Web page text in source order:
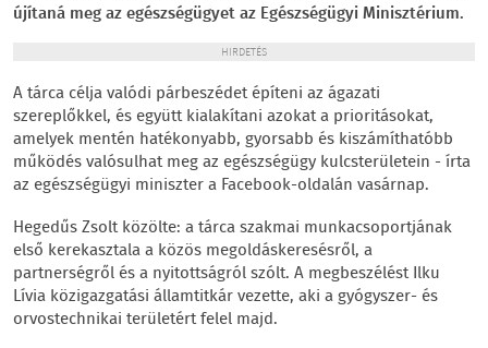
újítaná meg az egészségügyet az Egészségügyi Minisztérium.
HIRDETÉS
A tárca célja valódi párbeszédet építeni az ágazati
szereplőkkel, és együtt kialakítani azokat a prioritásokat,
amelyek mentén hatékonyabb, gyorsabb és kiszámíthatóbb
működés valósulhat meg az egészségügy kulcsterületein - írta
az egészségügyi miniszter a Facebook-oldalán vasárnap.
Hegedűs Zsolt közölte: a tárca szakmai munkacsoportjának
első kerekasztala a közös megoldáskeresésről, a
partnerségről és a nyitottságról szólt. A megbeszélést Ilku
Lívia közigazgatási államtitkár vezette, aki a gyógyszer- és
orvostechnikai területért felel majd.